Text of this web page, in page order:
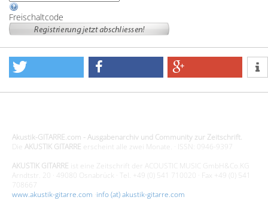
Freischaltcode
Akustik-GITARRE.com - Ausgabenarchiv und Community zur Zeitschrift.
Die AKUSTIK GITARRE erscheint alle zwei Monate. · ISSN: 0946-9397
AKUSTIK GITARRE ist eine Zeitschrift der ACOUSTIC MUSIC GmbH&Co.KG
Arndtstr. 20 · 49080 Osnabrück · Tel. +49 (0) 541 710020 · Fax +49 (0) 541
708667
www.akustik-gitarre.com ·info (at) akustik-gitarre.com